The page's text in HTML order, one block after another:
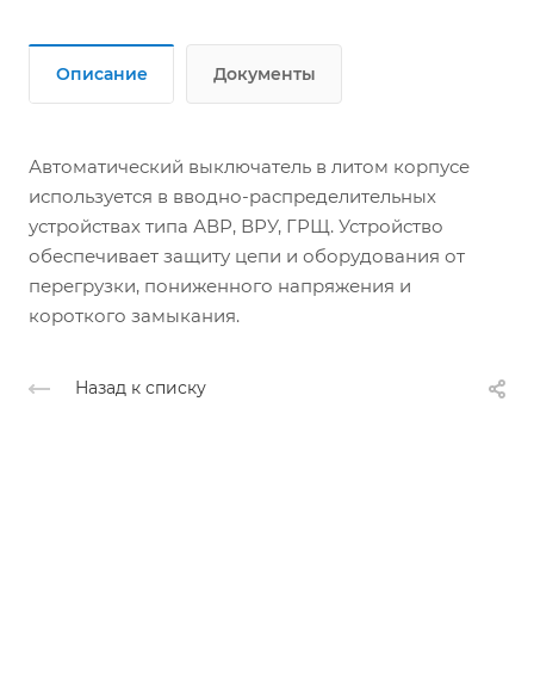
Описание Документы
Автоматический выключатель в литом корпусе
используется в вводно-распределительных
устройствах типа АВР, ВРУ, ГРЩ. Устройство
обеспечивает защиту цепи и оборудования от
перегрузки, пониженного напряжения и
короткого замыкания.
Назад к списку